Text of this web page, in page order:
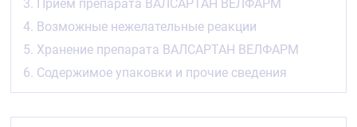
⁃ ингибиторы ангиотензинпревращающего
фермента (препараты, применяемые для
лечения высокого артериального давления),
бета-адреноблокаторы (препараты,
применяемые для снижения артериального
давления и некоторых заболеваний сердца)
для повышения выживаемости пациентов
3. Приём препарата ВАЛСАРТАН ВЕЛФАРМ
4. Возможные нежелательные реакции
5. Хранение препарата ВАЛСАРТАН ВЕЛФАРМ
6. Содержимое упаковки и прочие сведения